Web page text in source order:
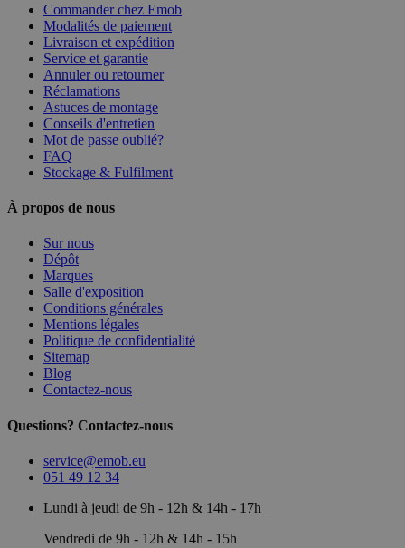
Commander chez Emob
Modalités de paiement
Livraison et expédition
Service et garantie
Annuler ou retourner
Réclamations
Astuces de montage
Conseils d'entretien
Mot de passe oublié?
FAQ
Stockage & Fulfilment
À propos de nous
Sur nous
Dépôt
Marques
Salle d'exposition
Conditions générales
Mentions légales
Politique de confidentialité
Sitemap
Blog
Contactez-nous
Questions? Contactez-nous
service@emob.eu
051 49 12 34
Lundi à jeudi de 9h - 12h & 14h - 17h
Vendredi de 9h - 12h & 14h - 15h